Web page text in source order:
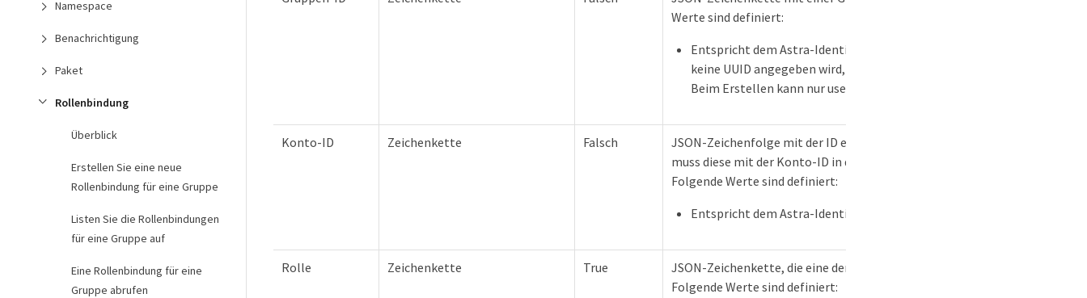
Namespace
Benachrichtigung
Paket
Rollenbindung
Überblick
Erstellen Sie eine neue
Rollenbindung für eine Gruppe
Listen Sie die Rollenbindungen
für eine Gruppe auf
Eine Rollenbindung für eine
Gruppe abrufen
Werte sind definiert:
Entspricht dem Astra-Identifikatorschema. Falls beim Erstellen
keine UUID angegeben wird, wird eine leere UUID verwendet.
Beim Erstellen kann nur userID oder groupID angegeben werden.
Konto-ID Zeichenkette Falsch
JSON-Zeichenfolge mit der ID einer Kontoressource. Beim Erstellen
muss diese mit der Konto-ID in der Anfrage-URI übereinstimmen.
Folgende Werte sind definiert:
Entspricht dem Astra-Identifikatorschema
Rolle Zeichenkette True
JSON-Zeichenkette, die eine der vier definierten Rollen enthält.
Folgende Werte sind definiert: